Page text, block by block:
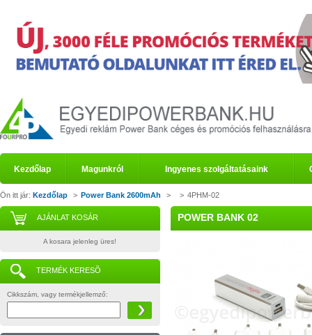
Kezdőlap Magunkról Ingyenes szolgáltatásaink
Ön itt jár: Kezdőlap > Power Bank 2600mAh > > 4PHM-02
AJÁNLAT KOSÁR
A kosara jelenleg üres!
TERMÉK KERESÕ
Cikkszám, vagy termékjellemző:
POWER BANK 02